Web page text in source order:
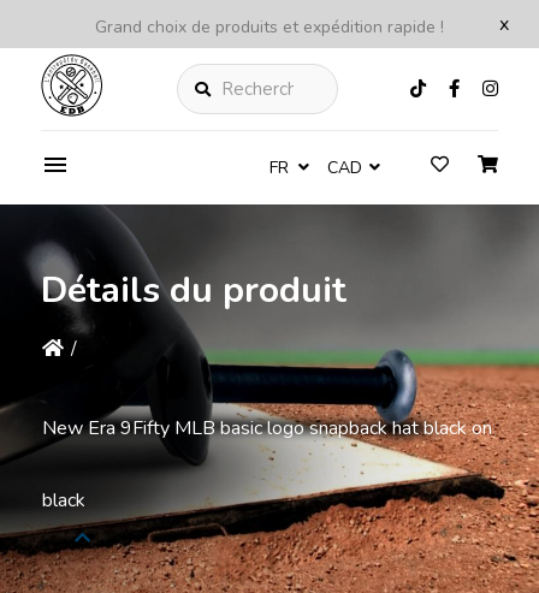
x
Grand choix de produits et expédition rapide !
Rechercher
FR CAD
Détails du produit
/
New Era 9Fifty MLB basic logo snapback hat black on
black